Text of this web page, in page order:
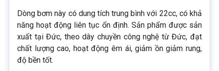
Dòng bơm này có dung tích trung bình với 22cc, có khả
năng hoạt động liên tục ổn định. Sản phẩm được sản
xuất tại Đức, theo dây chuyền công nghệ từ Đức, đạt
chất lượng cao, hoạt động êm ái, giảm ồn giảm rung,
độ bền tốt.